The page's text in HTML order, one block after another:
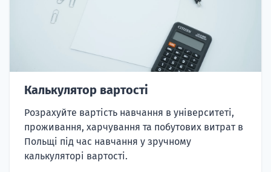
Калькулятор вартості
Розрахуйте вартість навчання в університеті,
проживання, харчування та побутових витрат в
Польщі під час навчання у зручному
калькуляторі вартості.